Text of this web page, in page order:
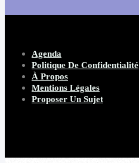
Agenda
Politique De Confidentialité
À Propos
Mentions Légales
Proposer Un Sujet